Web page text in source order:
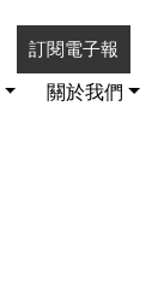
訂閱電子報
關於我們